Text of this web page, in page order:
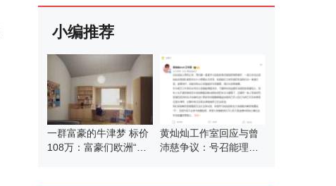
小编推荐
一群富豪的牛津梦 标价
108万：富豪们欧洲“穷
黄灿灿工作室回应与曾
沛慈争议：号召能理智